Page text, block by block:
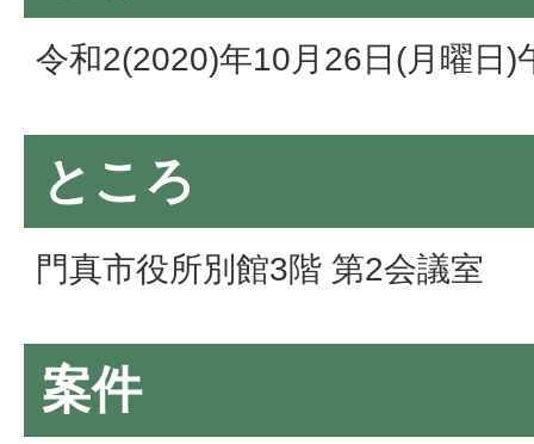
令和2(2020)年10月26日(月曜日)
ところ
門真市役所別館3階 第2会議室
案件